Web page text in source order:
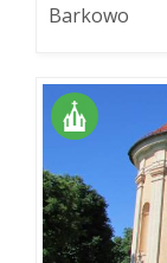
Barkowo